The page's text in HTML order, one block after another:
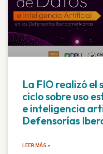
La FIO realizó el
ciclo sobre uso
e inteligencia
Defensorías
LEER MÁS »